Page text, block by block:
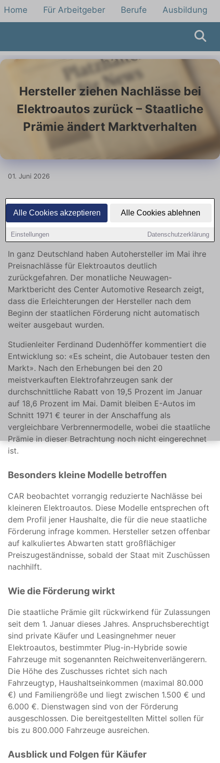
Alle Cookies akzeptieren Alle Cookies ablehnen
Einstellungen Datenschutzerklärung
Home Für Arbeitgeber Berufe Ausbildung
Hersteller ziehen Nachlässe bei
Elektroautos zurück – Staatliche
Prämie ändert Marktverhalten
01. Juni 2026
Hersteller reduzieren Nachlässe für
Elektroautos
In ganz Deutschland haben Autohersteller im Mai ihre
Preisnachlässe für Elektroautos deutlich
zurückgefahren. Der monatliche Neuwagen-
Marktbericht des Center Automotive Research zeigt,
dass die Erleichterungen der Hersteller nach dem
Beginn der staatlichen Förderung nicht automatisch
weiter ausgebaut wurden.
Studienleiter Ferdinand Dudenhöffer kommentiert die
Entwicklung so: «Es scheint, die Autobauer testen den
Markt». Nach den Erhebungen bei den 20
meistverkauften Elektrofahrzeugen sank der
durchschnittliche Rabatt von 19,5 Prozent im Januar
auf 18,6 Prozent im Mai. Damit bleiben E-Autos im
Schnitt 1971 € teurer in der Anschaffung als
vergleichbare Verbrennermodelle, wobei die staatliche
Prämie in dieser Betrachtung noch nicht eingerechnet
ist.
Besonders kleine Modelle betroffen
CAR beobachtet vorrangig reduzierte Nachlässe bei
kleineren Elektroautos. Diese Modelle entsprechen oft
dem Profil jener Haushalte, die für die neue staatliche
Förderung infrage kommen. Hersteller setzen offenbar
auf kalkuliertes Abwarten statt großflächiger
Preiszugeständnisse, sobald der Staat mit Zuschüssen
nachhilft.
Wie die Förderung wirkt
Die staatliche Prämie gilt rückwirkend für Zulassungen
seit dem 1. Januar dieses Jahres. Anspruchsberechtigt
sind private Käufer und Leasingnehmer neuer
Elektroautos, bestimmter Plug-in-Hybride sowie
Fahrzeuge mit sogenannten Reichweitenverlängerern.
Die Höhe des Zuschusses richtet sich nach
Fahrzeugtyp, Haushaltseinkommen (maximal 80.000
€) und Familiengröße und liegt zwischen 1.500 € und
6.000 €. Dienstwagen sind von der Förderung
ausgeschlossen. Die bereitgestellten Mittel sollen für
bis zu 800.000 Fahrzeuge ausreichen.
Ausblick und Folgen für Käufer